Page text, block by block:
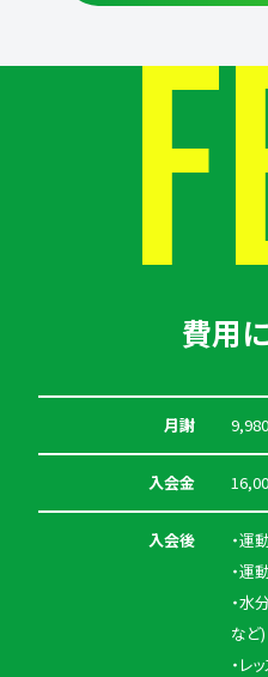
費用
月謝
入会金
入会後
・運
・運
・水
など)
・レ